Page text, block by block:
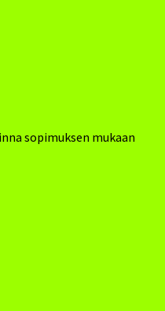
sopimuksen mukaan